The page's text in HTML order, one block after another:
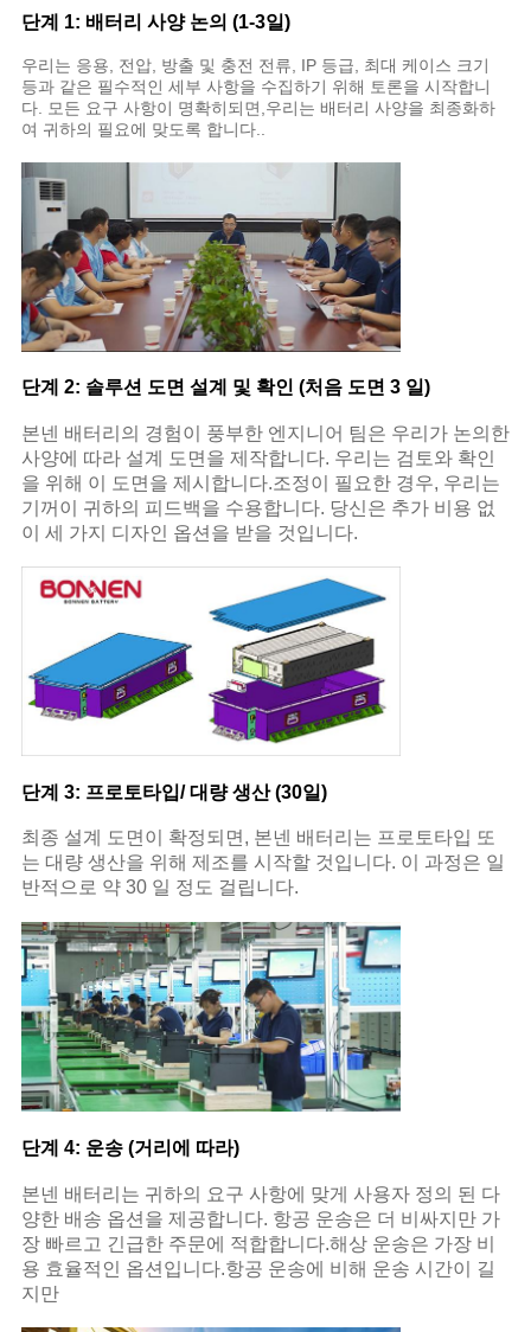
단계 1: 배터리 사양 논의 (1-3일)
우리는 응용, 전압, 방출 및 충전 전류, IP 등급, 최대 케이스 크기
등과 같은 필수적인 세부 사항을 수집하기 위해 토론을 시작합니
다. 모든 요구 사항이 명확히되면,우리는 배터리 사양을 최종화하
여 귀하의 필요에 맞도록 합니다..
단계 2: 솔루션 도면 설계 및 확인 (처음 도면 3 일)
본넨 배터리의 경험이 풍부한 엔지니어 팀은 우리가 논의한
사양에 따라 설계 도면을 제작합니다. 우리는 검토와 확인
을 위해 이 도면을 제시합니다.조정이 필요한 경우, 우리는
기꺼이 귀하의 피드백을 수용합니다. 당신은 추가 비용 없
이 세 가지 디자인 옵션을 받을 것입니다.
단계 3: 프로토타입/ 대량 생산 (30일)
최종 설계 도면이 확정되면, 본넨 배터리는 프로토타입 또
는 대량 생산을 위해 제조를 시작할 것입니다. 이 과정은 일
반적으로 약 30 일 정도 걸립니다.
단계 4: 운송 (거리에 따라)
본넨 배터리는 귀하의 요구 사항에 맞게 사용자 정의 된 다
양한 배송 옵션을 제공합니다. 항공 운송은 더 비싸지만 가
장 빠르고 긴급한 주문에 적합합니다.해상 운송은 가장 비
용 효율적인 옵션입니다.항공 운송에 비해 운송 시간이 길
지만